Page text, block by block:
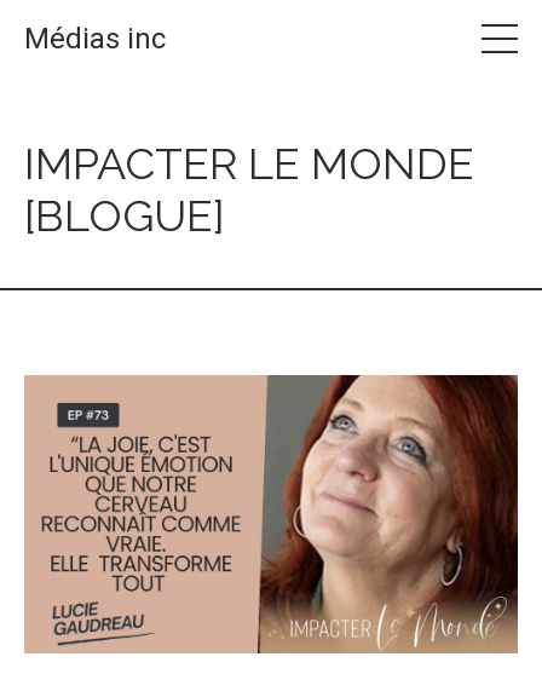
Médias inc
IMPACTER LE MONDE
[BLOGUE]